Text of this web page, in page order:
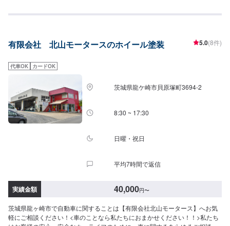
提案！✅コンピュータ診断機完備！【1】オファーにてお問い合わせ【2】お
駐車スペースは事務所前の空いているスペースに駐車してください。受付は
す。【定休日・営業時間】定休日：日・月曜日の祝日受付時間：9:00~18:00
有限会社 北山モータースのホイール塗装 5.0(8件)
代車OK カードOK
茨城県龍ケ崎市貝原塚町3694-2
8:30 ~ 17:30
日曜・祝日
平均7時間で返信
実績金額 40,000円〜
茨城県龍ヶ崎市で自動車に関することは【有限会社北山モータース】へお気
軽にご相談ください！<車のことなら私たちにおまかせください！！>私たち